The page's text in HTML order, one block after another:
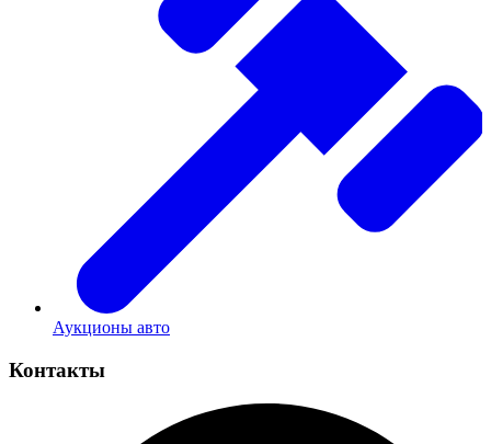
Аукционы авто
Контакты